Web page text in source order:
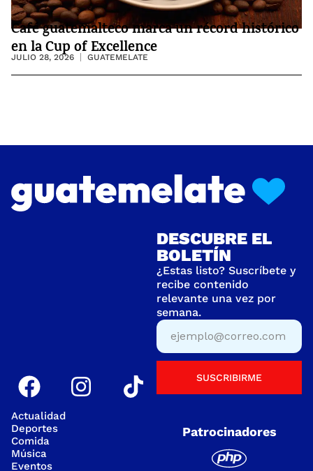
Café guatemalteco marca un récord histórico
en la Cup of Excellence
JULIO 28, 2026 GUATEMELATE
Actualidad
Deportes
Comida
Música
Eventos
DESCUBRE EL
BOLETÍN
¿Estas listo? Suscríbete y
recibe contenido
relevante una vez por
semana.
SUSCRIBIRME
Patrocinadores